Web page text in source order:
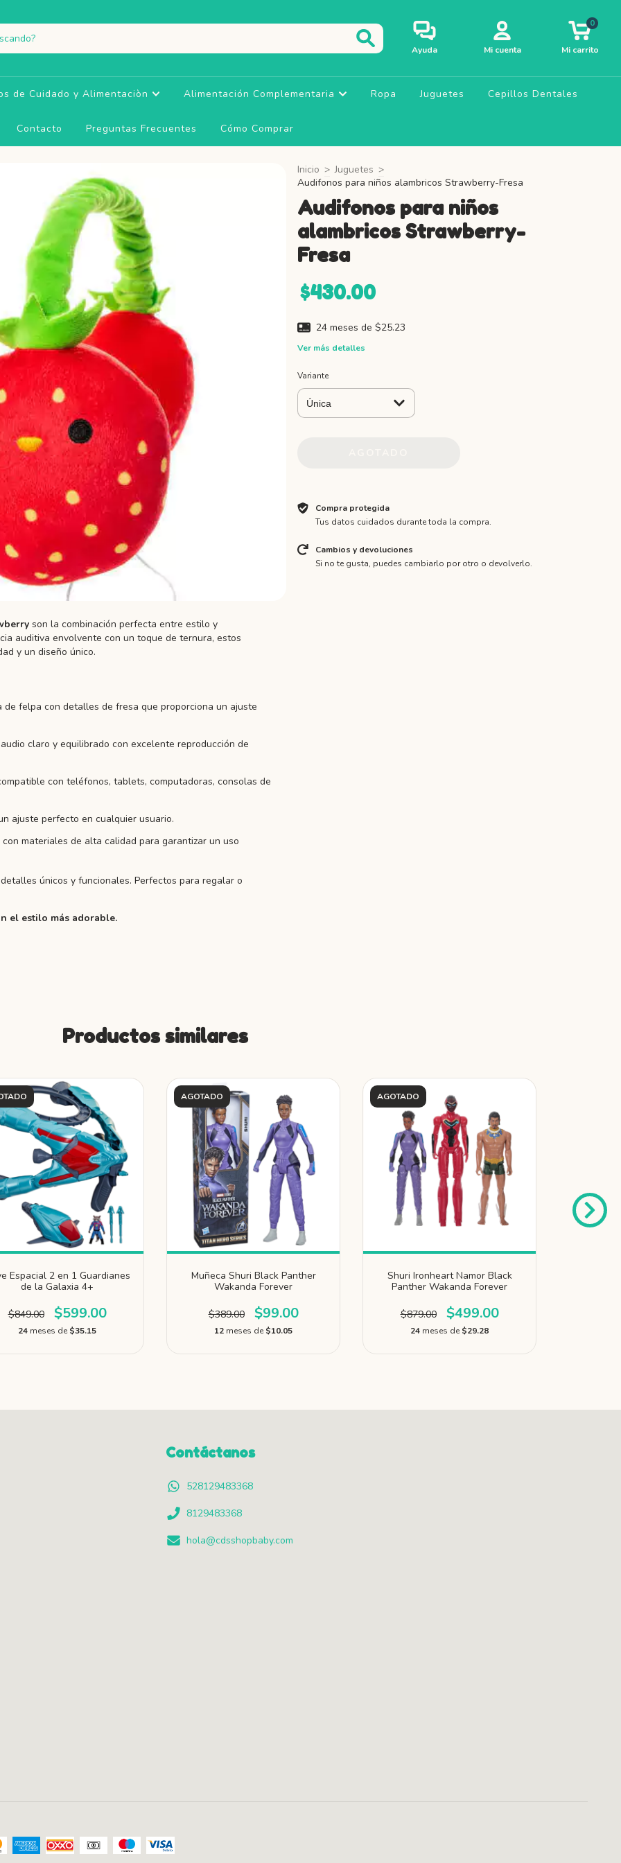
Ayuda Mi cuenta Mi carrito
0
de Cuidado y Alimentaciòn Alimentación Complementaria Ropa Juguetes Cepillos Dentales
Contacto Preguntas Frecuentes Cómo Comprar
son la combinación perfecta entre estilo y
auditiva envolvente con un toque de ternura, estos
y un diseño único.
felpa con detalles de fresa que proporciona un ajuste
claro y equilibrado con excelente reproducción de
con teléfonos, tablets, computadoras, consolas de
ajuste perfecto en cualquier usuario.
materiales de alta calidad para garantizar un uso
únicos y funcionales. Perfectos para regalar o
el estilo más adorable.
Inicio > Juguetes >
Audifonos para niños alambricos Strawberry-Fresa
Audifonos para niños
alambricos Strawberry-
Fresa
$430.00
24 meses de $25.23
Ver más detalles
Variante
Compra protegida
Tus datos cuidados durante toda la compra.
Cambios y devoluciones
Si no te gusta, puedes cambiarlo por otro o devolverlo.
Productos similares
Espacial 2 en 1 Guardianes
de la Galaxia 4+
$849.00 $599.00
24 meses de $35.15
AGOTADO
Muñeca Shuri Black Panther
Wakanda Forever
$389.00 $99.00
12 meses de $10.05
AGOTADO
Shuri Ironheart Namor Black
Panther Wakanda Forever
$879.00 $499.00
24 meses de $29.28
Contáctanos
528129483368
8129483368
hola@cdsshopbaby.com